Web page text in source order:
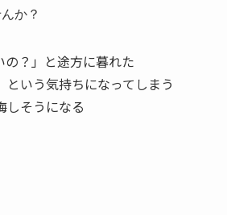
か？
？」と途方に暮れた
いう気持ちになってしまう
しそうになる